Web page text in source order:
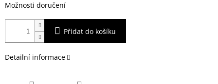
Možnosti doručení
Přidat do košíku
Detailní informace